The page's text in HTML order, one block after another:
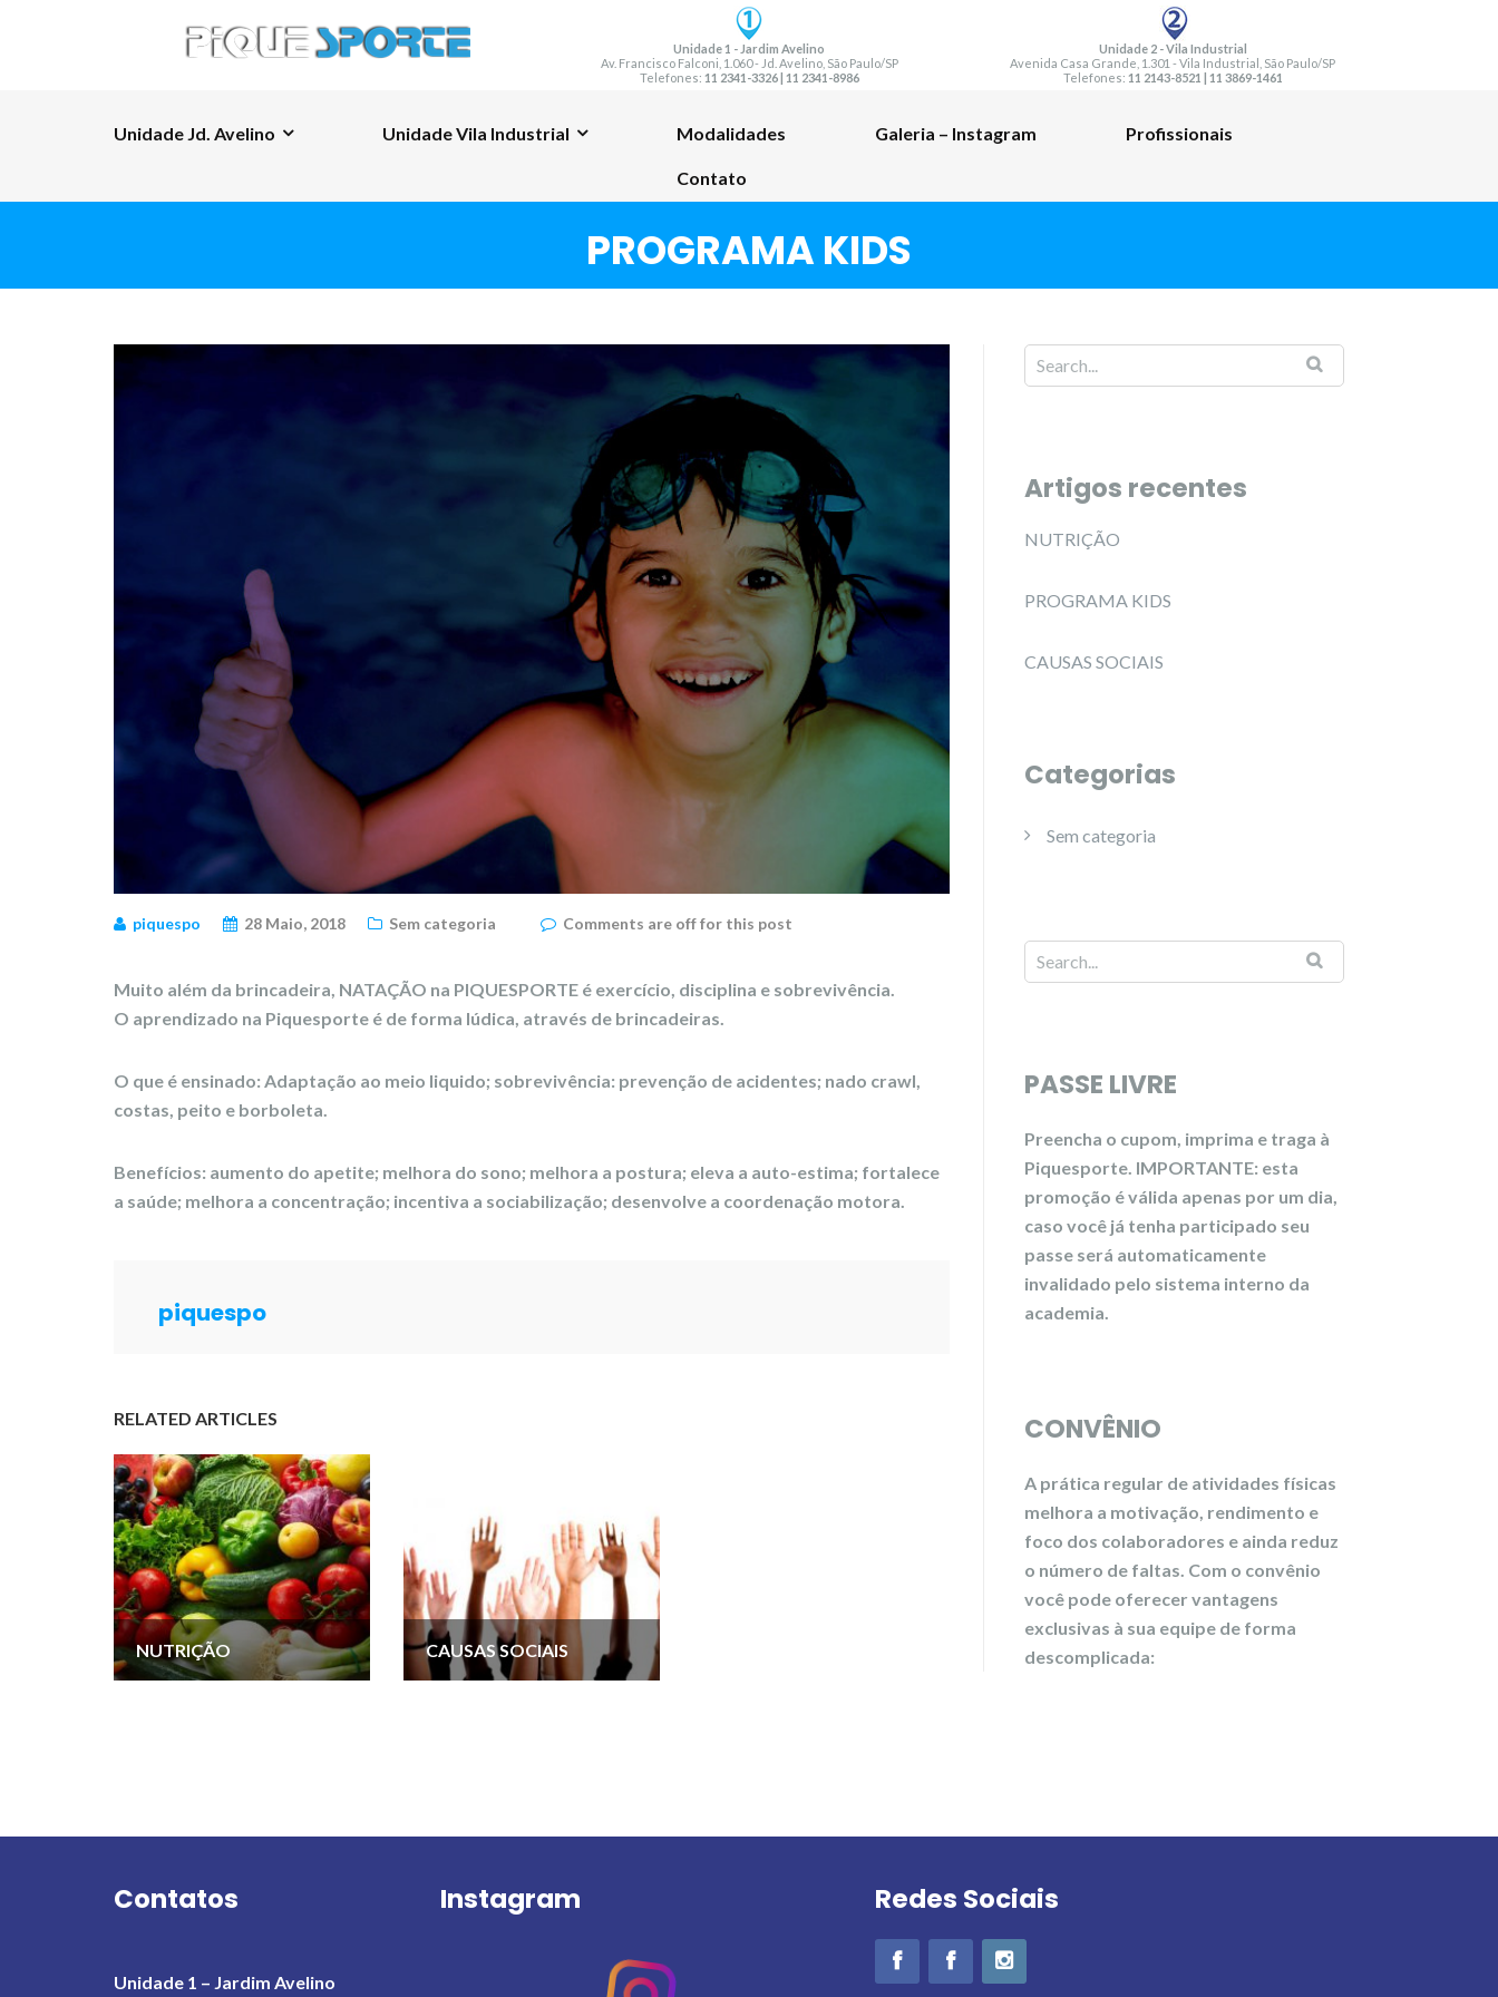
Unidade 1 - Jardim Avelino
Av. Francisco Falconi, 1.060 - Jd. Avelino, São Paulo/SP
Telefones: 11 2341-3326 | 11 2341-8986
Unidade 2 - Vila Industrial
Avenida Casa Grande, 1.301 - Vila Industrial, São Paulo/SP
Telefones: 11 2143-8521 | 11 3869-1461
Unidade Jd. Avelino Unidade Vila Industrial Modalidades Galeria – Instagram Profissionais
Contato
PROGRAMA KIDS
piquespo 28 Maio, 2018 Sem categoria Comments are off for this post
Muito além da brincadeira, NATAÇÃO na PIQUESPORTE é exercício, disciplina e sobrevivência.
O aprendizado na Piquesporte é de forma lúdica, através de brincadeiras.
O que é ensinado: Adaptação ao meio liquido; sobrevivência: prevenção de acidentes; nado crawl,
costas, peito e borboleta.
Benefícios: aumento do apetite; melhora do sono; melhora a postura; eleva a auto-estima; fortalece
a saúde; melhora a concentração; incentiva a sociabilização; desenvolve a coordenação motora.
piquespo
RELATED ARTICLES
NUTRIÇÃO CAUSAS SOCIAIS
Artigos recentes
NUTRIÇÃO
PROGRAMA KIDS
CAUSAS SOCIAIS
Categorias
Sem categoria
PASSE LIVRE
Preencha o cupom, imprima e traga à
Piquesporte. IMPORTANTE: esta
promoção é válida apenas por um dia,
caso você já tenha participado seu
passe será automaticamente
invalidado pelo sistema interno da
academia.
CONVÊNIO
A prática regular de atividades físicas
melhora a motivação, rendimento e
foco dos colaboradores e ainda reduz
o número de faltas. Com o convênio
você pode oferecer vantagens
exclusivas à sua equipe de forma
descomplicada:
Contatos
Unidade 1 – Jardim Avelino
Instagram Redes Sociais